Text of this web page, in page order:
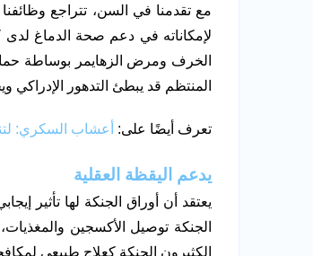
مع تقدمنا ​​في السن، تتراجع
لإمكاناته في دعم صحة الدماغ
الخرف ومرض الزهايمر بوساطة
المنتظم قد يبطئ التدهور الإدراكي
تعرف أيضًا على: أعشاب السكري:
يدعم اليقظة العقلية
يعتقد أن أوراق الجنكة لها تأثير
الجنكة توصيل الأكسجين
الكثيرون الجنكة كعلاج طبيعي